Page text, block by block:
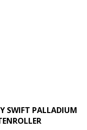
SWIFT PALLADIUM